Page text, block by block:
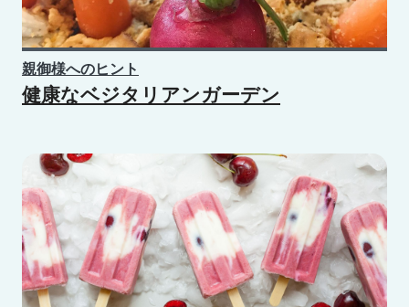
親御様へのヒント
健康なベジタリアンガーデン